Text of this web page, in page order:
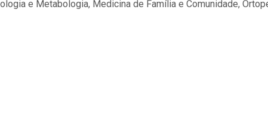
e Metabologia, Medicina de Família e Comunidade,